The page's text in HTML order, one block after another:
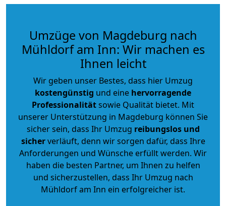
Umzüge von Magdeburg nach
Mühldorf am Inn: Wir machen es
Ihnen leicht
Wir geben unser Bestes, dass hier Umzug
kostengünstig und eine hervorragende
Professionalitätsowie Qualität bietet. Mit
unserer Unterstützung in Magdeburg können Sie
sicher sein, dass Ihr Umzug reibungslos und
sicherverläuft, denn wir sorgen dafür, dass Ihre
Anforderungen und Wünsche erfüllt werden. Wir
haben die besten Partner, um Ihnen zu helfen
und sicherzustellen, dass Ihr Umzug nach
Mühldorf am Inn ein erfolgreicher ist.